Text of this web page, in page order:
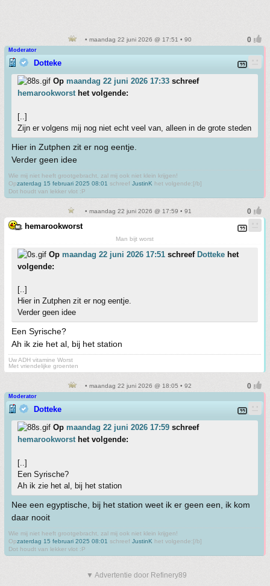
• maandag 22 juni 2026 @ 17:51 • 90
Moderator
Dotteke
Op maandag 22 juni 2026 17:33 schreef
hemarookworsthet volgende:
[..]
Zijn er volgens mij nog niet echt veel van, alleen in de grote steden
Hier in Zutphen zit er nog eentje.
Verder geen idee
Wie mij niet heeft grootgebracht, zal mij ook niet klein krijgen!
Opzaterdag 15 februari 2025 08:01 schreef JustinK het volgende:[/b]
Dot houdt van lekker vlot :P
• maandag 22 juni 2026 @ 17:59 • 91
hemarookworst
Man bijt worst
Op maandag 22 juni 2026 17:51 schreef Dotteke het
volgende:
[..]
Hier in Zutphen zit er nog eentje.
Verder geen idee
Een Syrische?
Ah ik zie het al, bij het station
Uw ADH vitamine Worst
Met vriendelijke groenten
• maandag 22 juni 2026 @ 18:05 • 92
Moderator
Dotteke
Op maandag 22 juni 2026 17:59 schreef
hemarookworsthet volgende:
[..]
Een Syrische?
Ah ik zie het al, bij het station
Nee een egyptische, bij het station weet ik er geen een, ik kom
daar nooit
Wie mij niet heeft grootgebracht, zal mij ook niet klein krijgen!
Opzaterdag 15 februari 2025 08:01 schreef JustinK het volgende:[/b]
Dot houdt van lekker vlot :P
▼ Advertentie door Refinery89